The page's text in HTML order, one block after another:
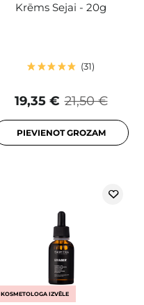
Krēms Sejai - 20g
31
21,50 €
19,35 €
PIEVIENOT GROZAM
KOSMETOLOGA IZVĒLE